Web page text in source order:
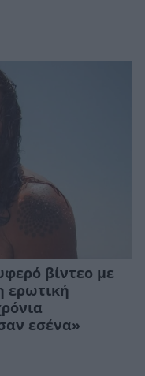
βίντεο με
ερωτική
εσένα»